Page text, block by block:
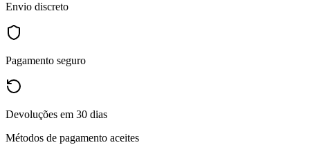
Envio discreto
Pagamento seguro
Devoluções em 30 dias
Métodos de pagamento aceites